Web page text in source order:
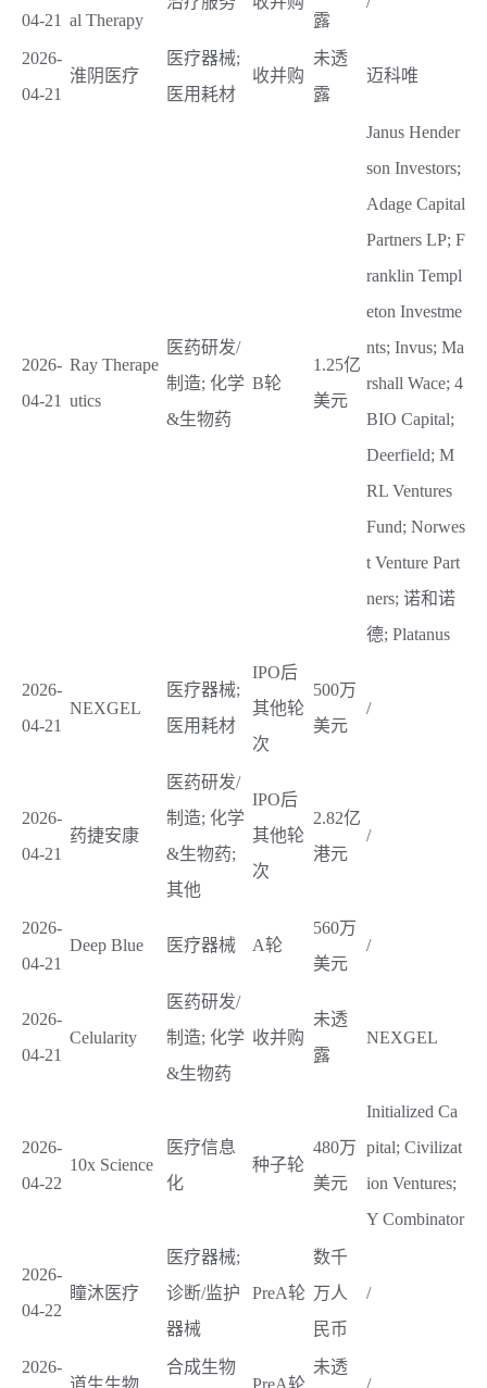
04-21 al Therapy
露
2026-
04-21
淮阴医疗
医疗器械;
医用耗材
收并购
未透
露
迈科唯
2026-
04-21
Ray Therape
utics
医药研发/
制造; 化学
&生物药
B轮
1.25亿
美元
Janus Hender
son Investors;
Adage Capital
Partners LP; F
ranklin Templ
eton Investme
nts; Invus; Ma
rshall Wace; 4
BIO Capital;
Deerfield; M
RL Ventures
Fund; Norwes
t Venture Part
ners; 诺和诺
德; Platanus
2026-
04-21
NEXGEL
医疗器械;
医用耗材
IPO后
其他轮
次
500万
美元
/
2026-
04-21
药捷安康
医药研发/
制造; 化学
&生物药;
其他
IPO后
其他轮
次
2.82亿
港元
/
2026-
04-21
Deep Blue 医疗器械 A轮
560万
美元
/
2026-
04-21
Celularity
医药研发/
制造; 化学
&生物药
收并购
未透
露
NEXGEL
2026-
04-22
10x Science
医疗信息
化
种子轮
480万
美元
Initialized Ca
pital; Civilizat
ion Ventures;
Y Combinator
2026-
04-22
瞳沐医疗
医疗器械;
诊断/监护
器械
PreA轮
数千
万人
民币
/
2026-
合成生物
未透